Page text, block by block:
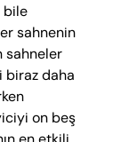
bile
sahnenin
sahneler
biraz daha
on beş